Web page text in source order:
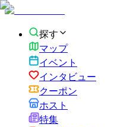
探す
マップ
イベント
インタビュー
クーポン
ホスト
特集